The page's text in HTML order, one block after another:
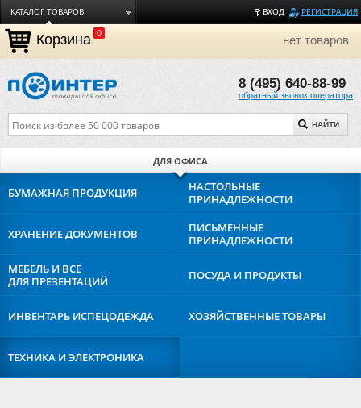
ВХОД РЕГИСТРАЦИЯ
КАТАЛОГ ТОВАРОВ
ДОСТАВКА
ОПЛАТА
ТОРГОВЫЕ МАРКИ
О КОМПАНИИ
Корзина 0 нет товаров
8 (495) 640-88-99
обратный звонок оператора
НАЙТИ
ДЛЯ ОФИСА
БУМАЖНАЯ ПРОДУКЦИЯ
НАСТОЛЬНЫЕ
ПРИНАДЛЕЖНОСТИ
ХРАНЕНИЕДОКУМЕНТОВ
ПИСЬМЕННЫЕ
ПРИНАДЛЕЖНОСТИ
МЕБЕЛЬ И ВСЁ
ДЛЯ ПРЕЗЕНТАЦИЙ
ПОСУДА И ПРОДУКТЫ
ИНВЕНТАРЬ ИСПЕЦОДЕЖДА ХОЗЯЙСТВЕННЫЕТОВАРЫ
ТЕХНИКА ИЭЛЕКТРОНИКА